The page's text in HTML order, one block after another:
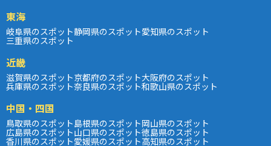
東海
岐阜県のスポット静岡県のスポット愛知県のスポット
三重県のスポット
近畿
滋賀県のスポット京都府のスポット大阪府のスポット
兵庫県のスポット奈良県のスポット和歌山県のスポット
中国・四国
鳥取県のスポット島根県のスポット岡山県のスポット
広島県のスポット山口県のスポット徳島県のスポット
香川県のスポット愛媛県のスポット高知県のスポット